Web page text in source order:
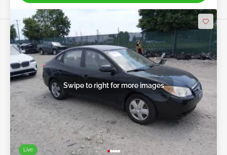
Live
Swipe to right for more images